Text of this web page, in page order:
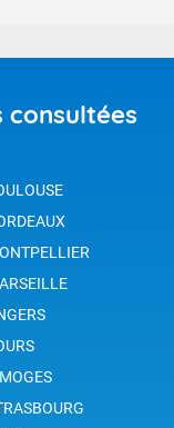
consultées